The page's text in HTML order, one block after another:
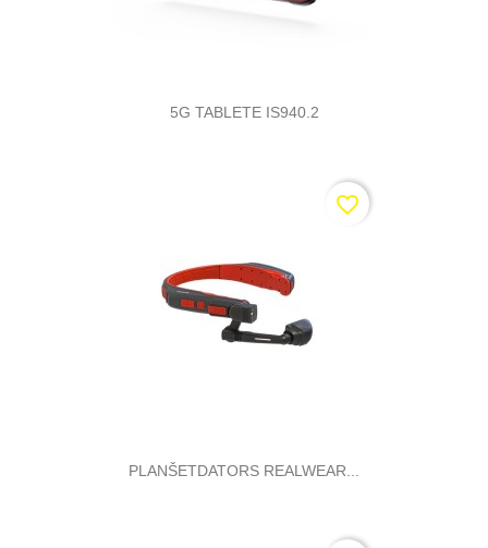
5G TABLETE IS940.2
PLANŠETDATORS REALWEAR...
favorite_border